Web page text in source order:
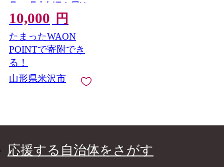
月～7月上旬頃 お届け
予定 山形県 米沢市
10,000 円
たまったWAON
POINTで寄附でき
る！
山形県米沢市
応援する自治体をさがす